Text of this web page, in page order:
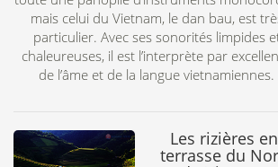
mais celui du Vietnam, le dan bau, est
particulier. Avec ses sonorités limpides
chaleureuses, il est l’interprète par
de l’âme et de la langue vietnamiennes.
Les rizières en
terrasse du